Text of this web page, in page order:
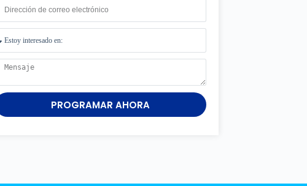
PROGRAMAR AHORA